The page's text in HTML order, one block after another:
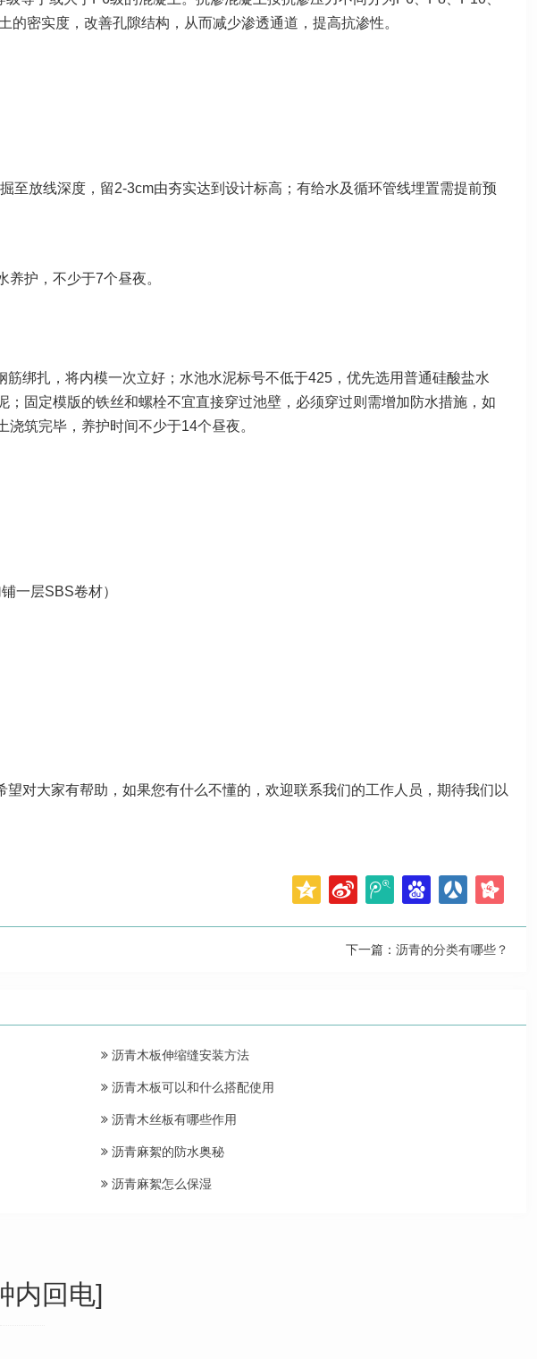
密实度，改善孔隙结构，从而减少渗透通道，提高抗渗性。
至放线深度，留2-3cm由夯实达到设计标高；有给水及循环管线埋置需提前预
护，不少于7个昼夜。
绑扎，将内模一次立好；水池水泥标号不低于425，优先选用普通硅酸盐水
固定模版的铁丝和螺栓不宜直接穿过池壁，必须穿过则需增加防水措施，如
筑完毕，养护时间不少于14个昼夜。
一层SBS卷材）
对大家有帮助，如果您有什么不懂的，欢迎联系我们的工作人员，期待我们以
下一篇： 沥青的分类有哪些？
沥青木板伸缩缝安装方法
沥青木板可以和什么搭配使用
沥青木丝板有哪些作用
沥青麻絮的防水奥秘
沥青麻絮怎么保湿
内回电]